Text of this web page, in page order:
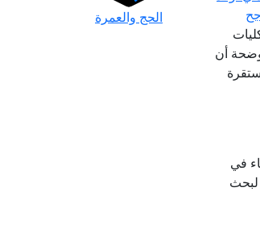
أن
في
لبحث
الحج والعمرة